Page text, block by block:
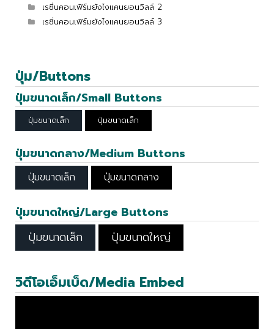
เรซิ่นคอนเฟิร์มยังไงแคนยอนวิลล์ 2
เรซิ่นคอนเฟิร์มยังไงแคนยอนวิลล์ 3
ปุ่ม/Buttons
ปุ่มขนาดเล็ก/Small Buttons
ปุ่มขนาดเล็ก ปุ่มขนาดเล็ก
ปุ่มขนาดกลาง/Medium Buttons
ปุ่มขนาดเล็ก ปุ่มขนาดกลาง
ปุ่มขนาดใหญ่/Large Buttons
ปุ่มขนาดเล็ก
ปุ่มขนาดใหญ่
วิดีโอเอ็มเบ็ด/Media Embed